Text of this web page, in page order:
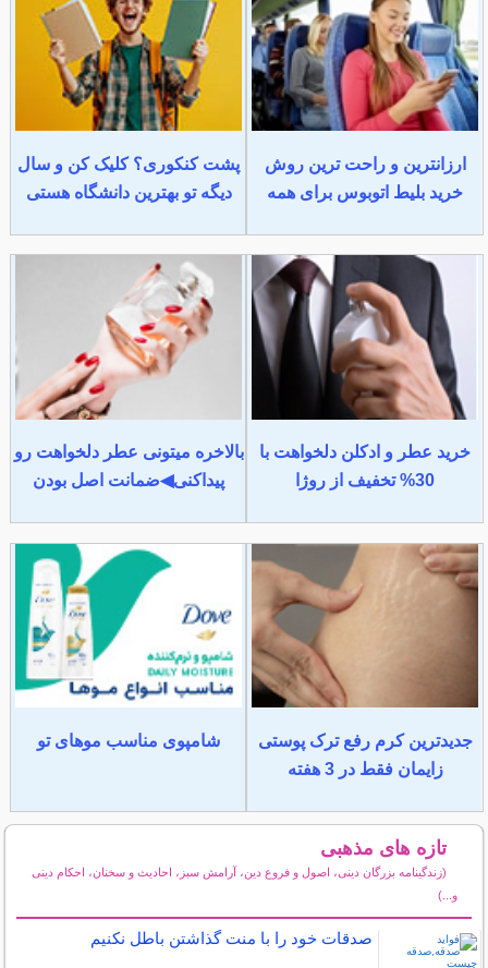
ارزانترین و راحت ترین روش
خرید بلیط اتوبوس برای همه
پشت کنکوری؟ کلیک کن و سال
دیگه تو بهترین دانشگاه هستی
خرید عطر و ادکلن دلخواهت با
30% تخفیف از روژا
بالاخره میتونی عطر دلخواهت رو
پیداکنی◀ضمانت اصل بودن
جدیدترین کرم رفع ترک پوستی
زایمان فقط در 3 هفته
شامپوی مناسب موهای تو
تازه های مذهبی
(زندگینامه بزرگان دینی، اصول و فروع دین، آرامش سبز، احادیث و سخنان، احکام دینی
و...)
صدقات خود را با منت گذاشتن باطل نکنیم